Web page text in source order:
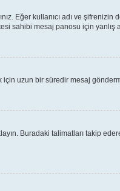
Eğer kullanıcı adı ve
sahibi mesaj panosu için yanlış
için uzun bir süredir mesaj
Buradaki talimatları takip